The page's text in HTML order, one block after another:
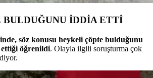
BULDUĞUNU İDDİA ETTİ
söz konusu heykeli çöpte bulduğunu
ettiği öğrenildi. Olayla ilgili soruşturma çok